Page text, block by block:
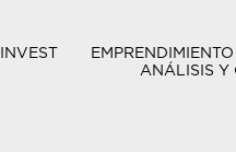
INVEST EMPRENDIMIENTO
ANÁLISIS Y